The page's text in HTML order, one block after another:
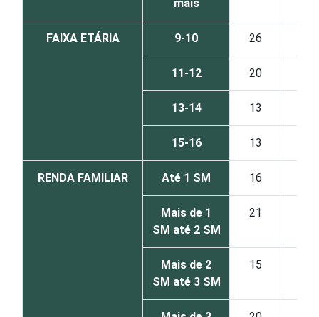
mais
FAIXA ETÁRIA 9-10 26
11-12 20
13-14 13
15-16 13
RENDA FAMILIAR Até 1 SM 16
Mais de 1
SM até 2 SM
21
Mais de 2
SM até 3 SM
15